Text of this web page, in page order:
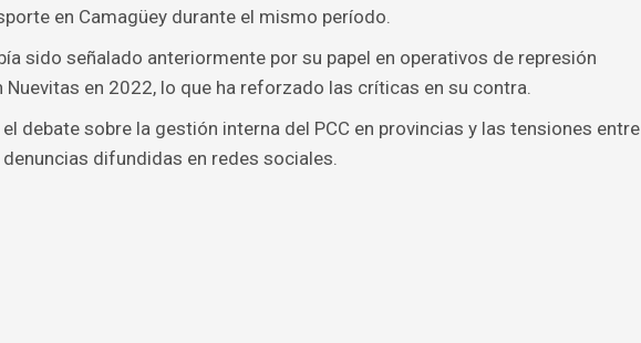
en Camagüey durante el mismo período.
sido señalado anteriormente por su papel en operativos de represión
en 2022, lo que ha reforzado las críticas en su contra.
debate sobre la gestión interna del PCC en provincias y las tensiones entre
difundidas en redes sociales.